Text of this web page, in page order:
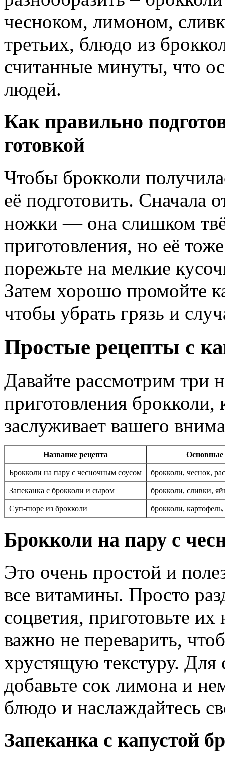
чесноком, лимоном,
третьих, блюдо из
считанные минуты, что
людей.
Как правильно
готовкой
Чтобы брокколи
её подготовить. Сначала
ножки — она слишком
приготовления, но её
порежьте на мелкие
Затем хорошо промойте
чтобы убрать грязь и
Простые рецепты с
Давайте рассмотрим три
приготовления
заслуживает вашего
Название рецепта Основные
Брокколи на пару с чесночным соусом брокколи, чеснок,
Запеканка с брокколи и сыром брокколи, сливки,
Суп-пюре из брокколи брокколи,
Брокколи на пару с
Это очень простой и
все витамины. Просто
соцветия, приготовьте
важно не переварить,
хрустящую текстуру. Для
добавьте сок лимона и
блюдо и наслаждайтесь
Запеканка с капустой